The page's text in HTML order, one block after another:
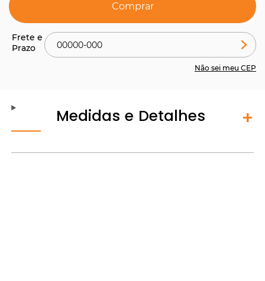
Comprar
Não sei meu CEP
Medidas e Detalhes